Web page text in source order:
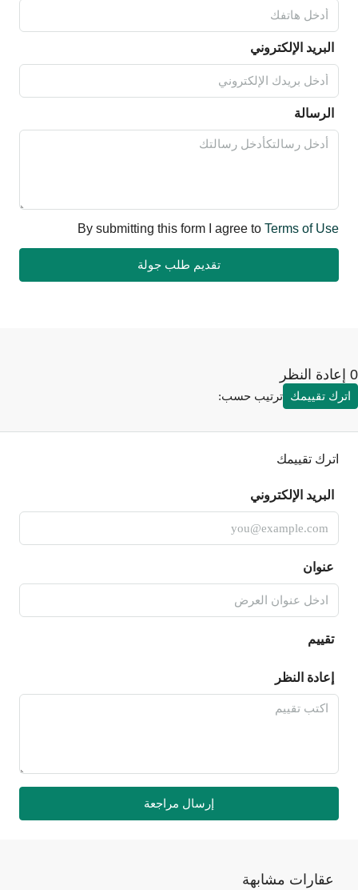
البريد الإلكتروني
الرسالة
By submitting this form I agree toTerms of Use
تقديم طلب جولة
ترتيب حسب: تقييمك
اترك تقييمك
البريد الإلكتروني
عنوان
تقييم
إعادة النظر
إرسال مراجعة
عقارات مشابهة